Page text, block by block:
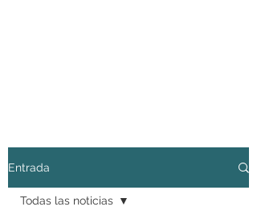
Entrada
Todas las noticias